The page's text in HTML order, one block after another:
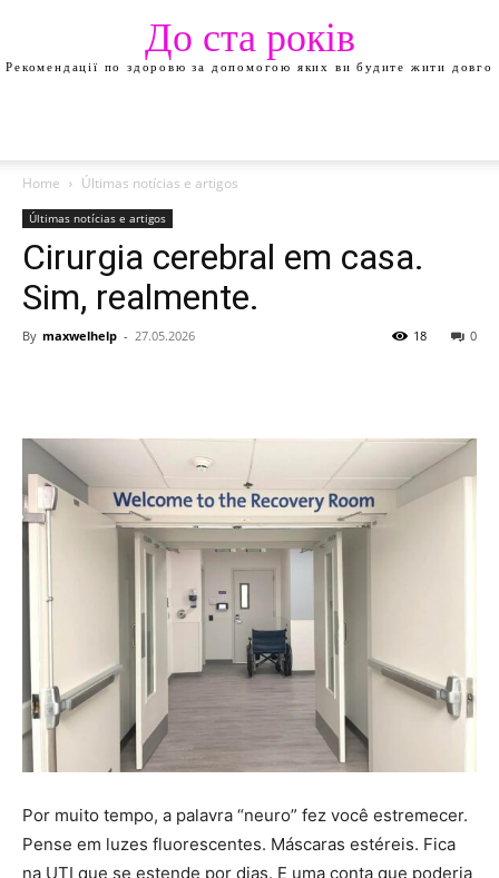
До ста років
Рекомендації по здоровю за допомогою яких ви будите жити довго
Home Últimas notícias e artigos
Últimas notícias e artigos
Cirurgia cerebral em casa.
Sim, realmente.
By maxwelhelp - 27.05.2026 0
18
Por muito tempo, a palavra “neuro” fez você estremecer.
Pense em luzes fluorescentes. Máscaras estéreis. Fica
na UTI que se estende por dias. E uma conta que poderia